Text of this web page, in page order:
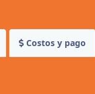
Costos y pago